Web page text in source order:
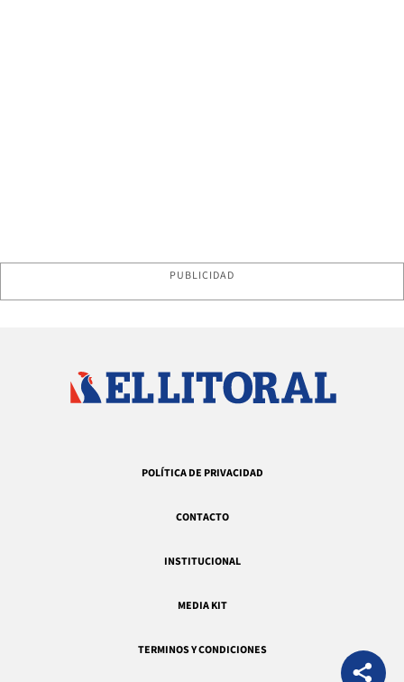
PUBLICIDAD
POLÍTICA DE PRIVACIDAD
CONTACTO
INSTITUCIONAL
MEDIA KIT
TERMINOS Y CONDICIONES